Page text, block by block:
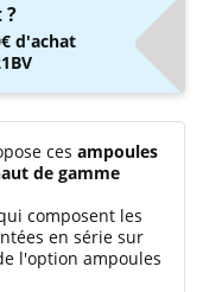
?
d'achat
ces ampoules
de gamme
composent les
en série sur
l'option ampoules